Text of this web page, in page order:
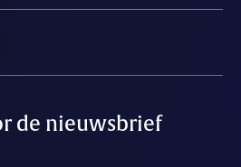
de nieuwsbrief